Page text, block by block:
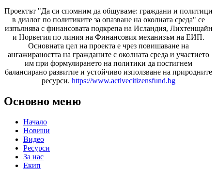
Проектът "Да си спомним да общуваме: граждани и политици
в диалог по политиките за опазване на околната среда" се
изпълнява с финансовата подкрепа на Исландия, Лихтенщайн
и Норвегия по линия на Финансовия механизъм на ЕИП.
Основната цел на проекта е чрез повишаване на
ангажираността на гражданите с околната среда и участието
им при формулирането на политики да постигнем
балансирано развитие и устойчиво използване на природните
ресурси. https://www.activecitizensfund.bg
Основно меню
Начало
Новини
Видео
Ресурси
За нас
Екип